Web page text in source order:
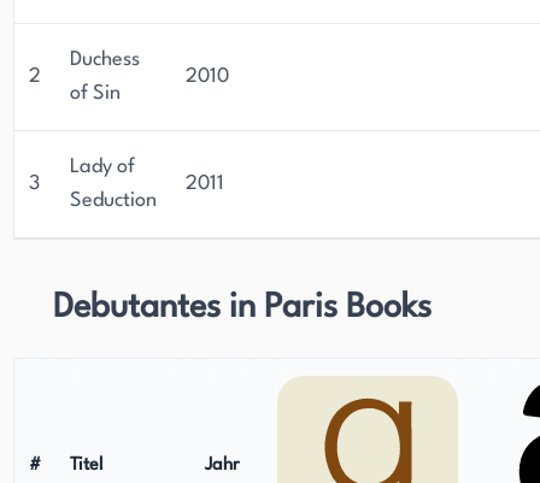
2
Duchess
of Sin
2010
3
Lady of
Seduction
2011
Debutantes in Paris Books
# Titel Jahr